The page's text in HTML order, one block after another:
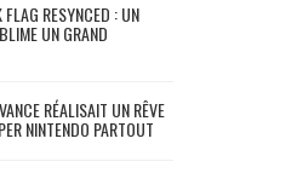
RESYNCED : UN
UN GRAND
RÉALISAIT UN RÊVE
NINTENDO PARTOUT